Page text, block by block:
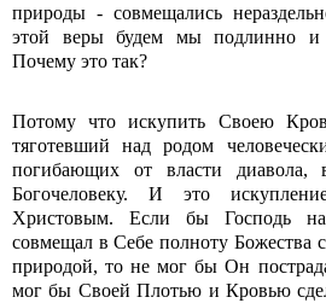
природы - совмещались
этой веры будем мы подлинно и
Почему это так?
Потому что искупить Своею
тяготевший над родом
погибающих от власти диавола,
Богочеловеку. И это
Христовым. Если бы Господь
совмещал в Себе полноту Божества
природой, то не мог бы Он
мог бы Своей Плотью и Кровью